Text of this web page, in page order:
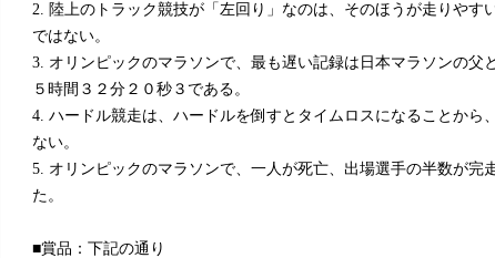
2. 陸上のトラック競技が「左回り」なのは、そのほうが走りやす
ではない。
3. オリンピックのマラソンで、最も遅い記録は日本マラソンの父
５時間３２分２０秒３である。
4. ハードル競走は、ハードルを倒すとタイムロスになることから
ない。
5. オリンピックのマラソンで、一人が死亡、出場選手の半数が完
た。
■賞品：下記の通り